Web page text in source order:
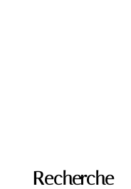
Recherche